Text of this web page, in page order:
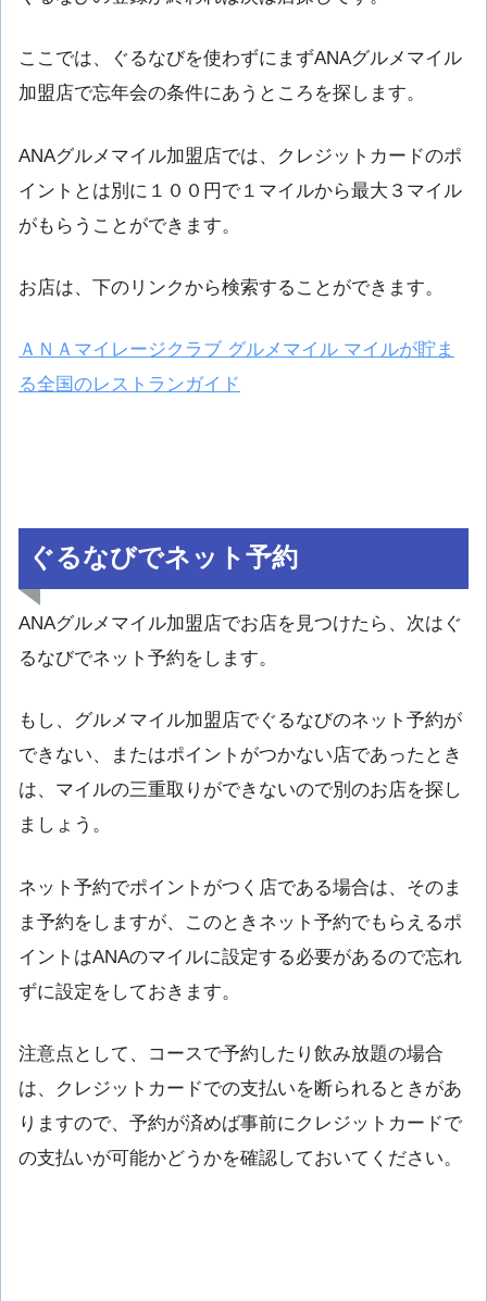
ここでは、ぐるなびを使わずにまずANAグルメマイル
加盟店で忘年会の条件にあうところを探します。
ANAグルメマイル加盟店では、クレジットカードのポ
イントとは別に１００円で１マイルから最大３マイル
がもらうことができます。
お店は、下のリンクから検索することができます。
ＡＮＡマイレージクラブ グルメマイル マイルが貯ま
る全国のレストランガイド
ぐるなびでネット予約
ANAグルメマイル加盟店でお店を見つけたら、次はぐ
るなびでネット予約をします。
もし、グルメマイル加盟店でぐるなびのネット予約が
できない、またはポイントがつかない店であったとき
は、マイルの三重取りができないので別のお店を探し
ましょう。
ネット予約でポイントがつく店である場合は、そのま
ま予約をしますが、このときネット予約でもらえるポ
イントはANAのマイルに設定する必要があるので忘れ
ずに設定をしておきます。
注意点として、コースで予約したり飲み放題の場合
は、クレジットカードでの支払いを断られるときがあ
りますので、予約が済めば事前にクレジットカードで
の支払いが可能かどうかを確認しておいてください。